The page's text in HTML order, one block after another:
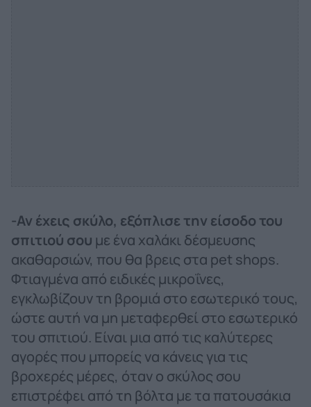
-Αν έχεις σκύλο, εξόπλισε την είσοδο του
σπιτιού σου με ένα χαλάκι δέσμευσης
ακαθαρσιών, που θα βρεις στα pet shops.
Φτιαγμένα από ειδικές μικροΐνες,
εγκλωβίζουν τη βρομιά στο εσωτερικό τους,
ώστε αυτή να μη μεταφερθεί στο εσωτερικό
του σπιτιού. Είναι μια από τις καλύτερες
αγορές που μπορείς να κάνεις για τις
βροχερές μέρες, όταν ο σκύλος σου
επιστρέφει από τη βόλτα με τα πατουσάκια